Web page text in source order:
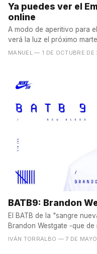
Ya puedes ver el
online
A modo de aperitivo para
verá la luz el próximo
MANUEL — 1 DE OCTUBRE DE
BATB9: Brandon
El BATB de la "sangre
Brandon Westgate -que
IVÁN TORRALBO — 7 DE